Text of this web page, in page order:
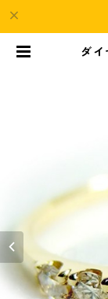
ダイ